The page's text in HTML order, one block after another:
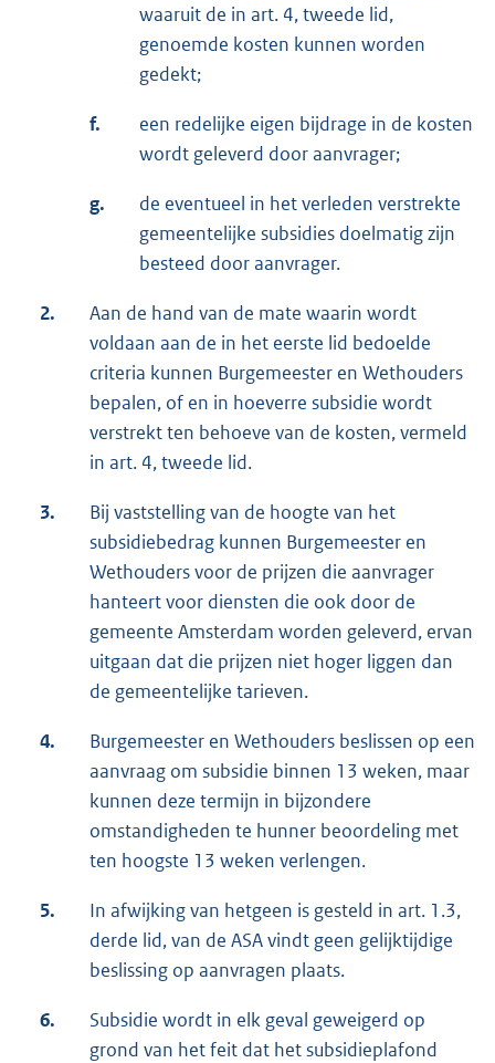
waaruit de in art. 4, tweede lid,
genoemde kosten kunnen worden
gedekt;
f.
een redelijke eigen bijdrage in de kosten
wordt geleverd door aanvrager;
g.
de eventueel in het verleden verstrekte
gemeentelijke subsidies doelmatig zijn
besteed door aanvrager.
2.
Aan de hand van de mate waarin wordt
voldaan aan de in het eerste lid bedoelde
criteria kunnen Burgemeester en Wethouders
bepalen, of en in hoeverre subsidie wordt
verstrekt ten behoeve van de kosten, vermeld
in art. 4, tweede lid.
3.
Bij vaststelling van de hoogte van het
subsidiebedrag kunnen Burgemeester en
Wethouders voor de prijzen die aanvrager
hanteert voor diensten die ook door de
gemeente Amsterdam worden geleverd, ervan
uitgaan dat die prijzen niet hoger liggen dan
de gemeentelijke tarieven.
4.
Burgemeester en Wethouders beslissen op een
aanvraag om subsidie binnen 13 weken, maar
kunnen deze termijn in bijzondere
omstandigheden te hunner beoordeling met
ten hoogste 13 weken verlengen.
5.
In afwijking van hetgeen is gesteld in art. 1.3,
derde lid, van de ASA vindt geen gelijktijdige
beslissing op aanvragen plaats.
6.
Subsidie wordt in elk geval geweigerd op
grond van het feit dat het subsidieplafond